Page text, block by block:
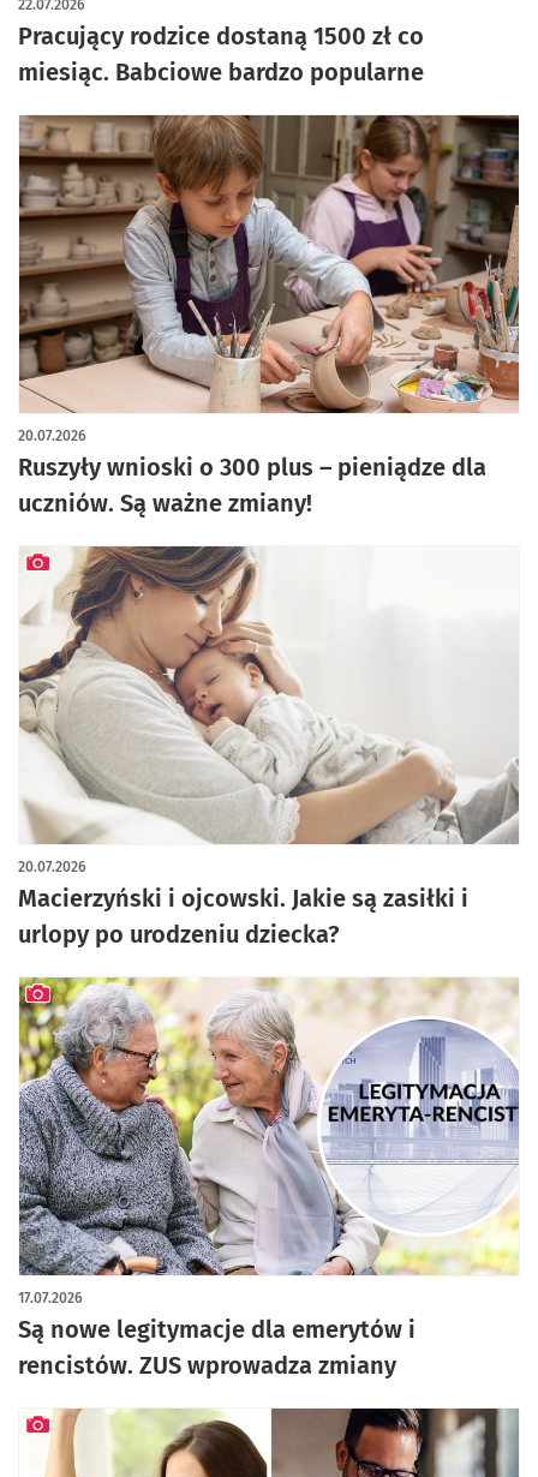
Pracujący rodzice dostaną 1500 zł co
miesiąc. Babciowe bardzo popularne
22.07.2026
Ruszyły wnioski o 300 plus – pieniądze dla
uczniów. Są ważne zmiany!
20.07.2026
Macierzyński i ojcowski. Jakie są zasiłki i
urlopy po urodzeniu dziecka?
20.07.2026
artykuł z galerią zdjęć
Są nowe legitymacje dla emerytów i
rencistów. ZUS wprowadza zmiany
17.07.2026
artykuł z galerią zdjęć